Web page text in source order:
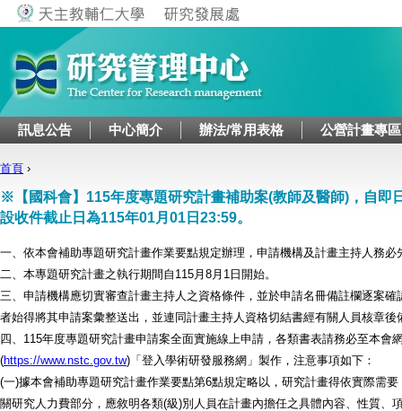
Jump to navigation
訊息公告 中心簡介 辦法/常用表格 公營計畫專區
您在這裡
首頁 ›
※【國科會】115年度專題研究計畫補助案(教師及醫師)，自即
設收件截止日為115年01月01日23:59。
一、依本會補助專題研究計畫作業要點規定辦理，申請機構及計畫主持人務必
二、本專題研究計畫之執行期間自115月8月1日開始。
三、申請機構應切實審查計畫主持人之資格條件，並於申請名冊備註欄逐案確
者始得將其申請案彙整送出，並連同計畫主持人資格切結書經有關人員核章後
四、115年度專題研究計畫申請案全面實施線上申請，各類書表請務必至本會
(https://www.nstc.gov.tw)「登入學術研發服務網」製作，注意事項如下：
(一)據本會補助專題研究計畫作業要點第6點規定略以，研究計畫得依實際需
關研究人力費部分，應敘明各類(級)別人員在計畫內擔任之具體內容、性質、